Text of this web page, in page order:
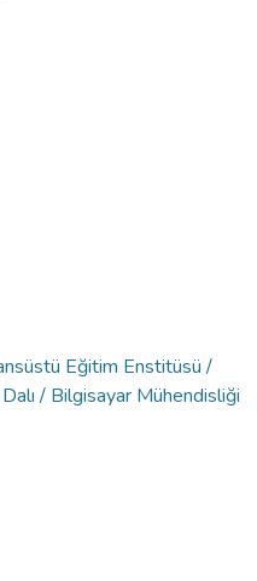
Eğitim Enstitüsü /
/ Bilgisayar Mühendisliği